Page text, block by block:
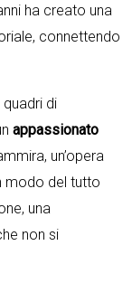
ha creato una
connettendo
quadri di
appassionato
un’opera
modo del tutto
una
non si